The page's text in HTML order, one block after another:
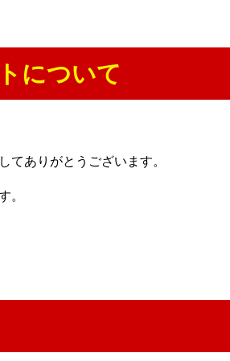
について
てありがとうございます。
。